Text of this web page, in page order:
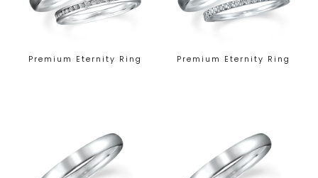
Premium Eternity Ring Premium Eternity Ring